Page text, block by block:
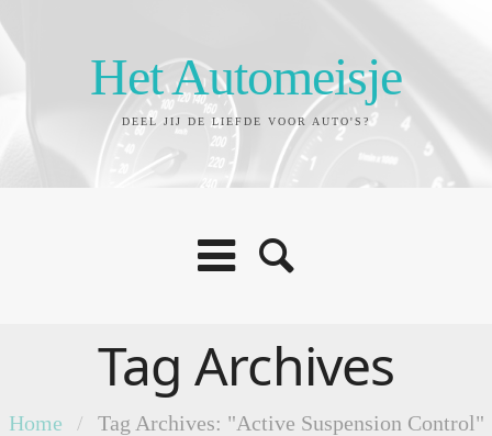
Het Automeisje
DEEL JIJ DE LIEFDE VOOR AUTO'S?
Tag Archives
Home / Tag Archives: "Active Suspension Control"